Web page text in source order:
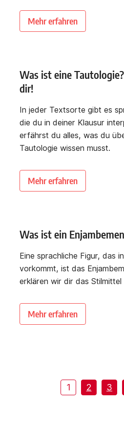
Mehr erfahren
Was ist eine
dir!
In jeder Textsorte gibt es
die du in deiner Klausur
erfährst du alles, was du
Tautologie wissen musst.
Mehr erfahren
Was ist ein
Eine sprachliche Figur, das
vorkommt, ist das
erklären wir dir das Stilmittel
Mehr erfahren
1 2 3